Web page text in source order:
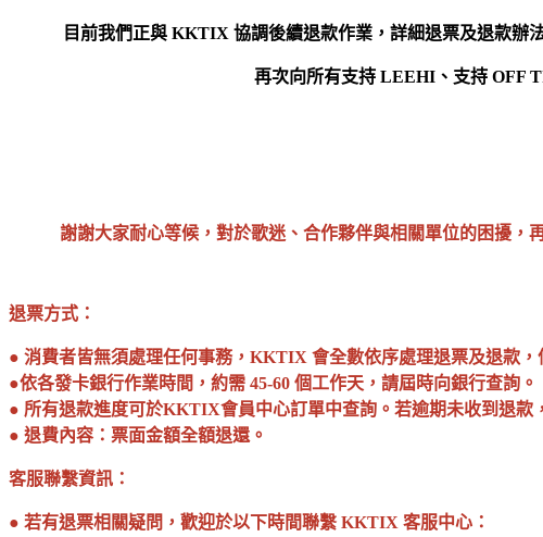
目前我們正與KKTIX 協調後續退款作業，詳細退票及退款辦
再次向所有支持LEEHI、支持OFF
謝謝大家耐心等候，對於歌迷、合作夥伴與相關單位的困擾
退票方式：
● 消費者皆無須處理任何事務，KKTIX 會全數依序處理退票及退款
●依各發卡銀行作業時間，約需 45-60 個工作天，請屆時向銀行查詢。
● 所有退款進度可於KKTIX會員中心訂單中查詢。若逾期未收到退款
● 退費內容：票面金額全額退還。
客服聯繫資訊：
● 若有退票相關疑問，歡迎於以下時間聯繫 KKTIX 客服中心：